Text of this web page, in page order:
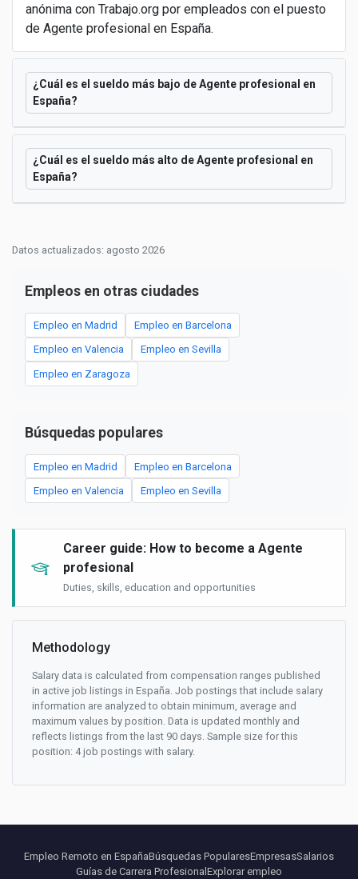
anónima con Trabajo.org por empleados con el puesto
de Agente profesional en España.
¿Cuál es el sueldo más bajo de Agente profesional en
España?
¿Cuál es el sueldo más alto de Agente profesional en
España?
Datos actualizados: agosto 2026
Empleos en otras ciudades
Empleo en Madrid Empleo en Barcelona
Empleo en Valencia Empleo en Sevilla
Empleo en Zaragoza
Búsquedas populares
Empleo en Madrid Empleo en Barcelona
Empleo en Valencia Empleo en Sevilla
Career guide: How to become a Agente
profesional
Duties, skills, education and opportunities
Methodology
Salary data is calculated from compensation ranges published
in active job listings in España. Job postings that include salary
information are analyzed to obtain minimum, average and
maximum values by position. Data is updated monthly and
reflects listings from the last 90 days. Sample size for this
position: 4 job postings with salary.
Empleo Remoto en EspañaBúsquedas PopularesEmpresasSalarios
Guías de Carrera Profesional Explorar empleo